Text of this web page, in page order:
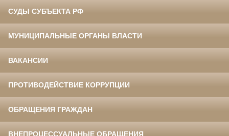
СУДЫ СУБЪЕКТА РФ
МУНИЦИПАЛЬНЫЕ ОРГАНЫ ВЛАСТИ
ВАКАНСИИ
ПРОТИВОДЕЙСТВИЕ КОРРУПЦИИ
ОБРАЩЕНИЯ ГРАЖДАН
ВНЕПРОЦЕССУАЛЬНЫЕ ОБРАЩЕНИЯ